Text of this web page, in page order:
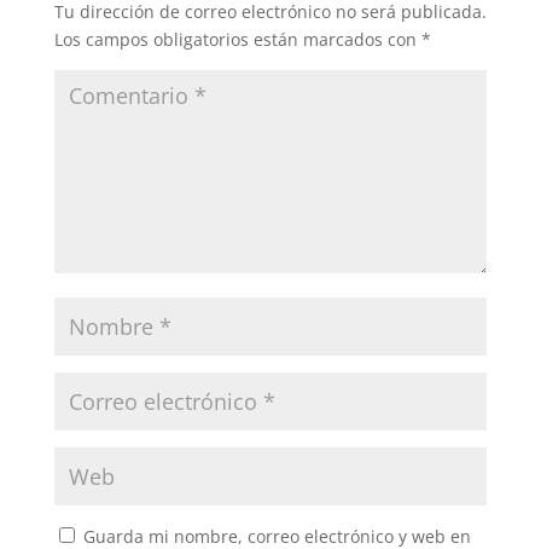
Tu dirección de correo electrónico no será publicada.
Los campos obligatorios están marcados con *
Guarda mi nombre, correo electrónico y web en